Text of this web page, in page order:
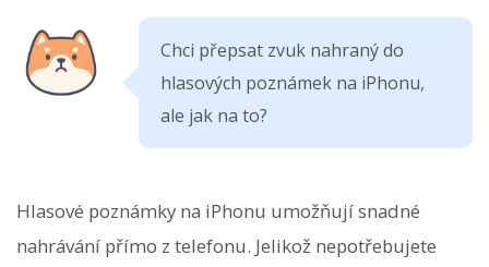
Chci přepsat zvuk nahraný do
hlasových poznámek na iPhonu,
ale jak na to?
Hlasové poznámky na iPhonu umožňují snadné
nahrávání přímo z telefonu. Jelikož nepotřebujete